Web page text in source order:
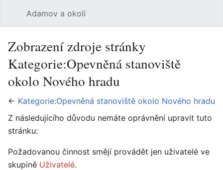
Adamov a okolí
Zobrazení zdroje stránky
Kategorie:Opevněná stanoviště
okolo Nového hradu
← Kategorie:Opevněná stanoviště okolo Nového hradu
Z následujícího důvodu nemáte oprávnění upravit tuto
stránku:
Požadovanou činnost smějí provádět jen uživatelé ve
skupině Uživatelé.